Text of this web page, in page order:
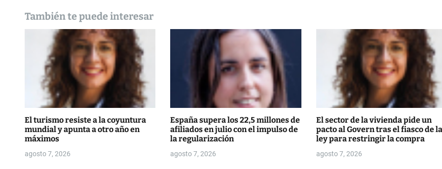
d
e
a
d
a
También te puede interesar
El turismo resiste a la coyuntura
mundial y apunta a otro año en
máximos
agosto 7, 2026
España supera los 22,5 millones de
afiliados en julio con el impulso de
la regularización
agosto 7, 2026
El sector de la vivienda pide un
pacto al Govern tras el fiasco de la
ley para restringir la compra
agosto 7, 2026